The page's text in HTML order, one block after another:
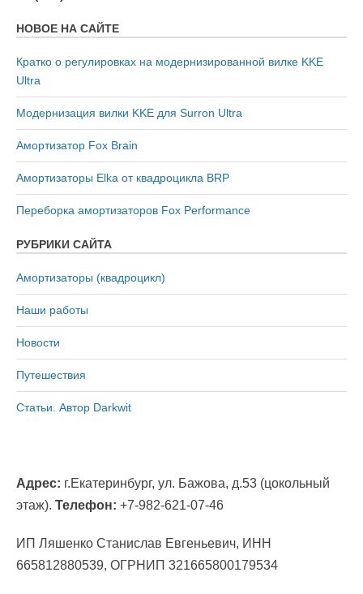
НОВОЕ НА САЙТЕ
Кратко о регулировках на модернизированной вилке KKE
Ultra
Модернизация вилки KKE для Surron Ultra
Амортизатор Fox Brain
Амортизаторы Elka от квадроцикла BRP
Переборка амортизаторов Fox Performance
РУБРИКИ САЙТА
Амортизаторы (квадроцикл)
Наши работы
Новости
Путешествия
Статьи. Автор Darkwit
Адрес: г.Екатеринбург, ул. Бажова, д.53 (цокольный
этаж). Телефон: +7-982-621-07-46
ИП Ляшенко Станислав Евгеньевич, ИНН
665812880539, ОГРНИП 321665800179534